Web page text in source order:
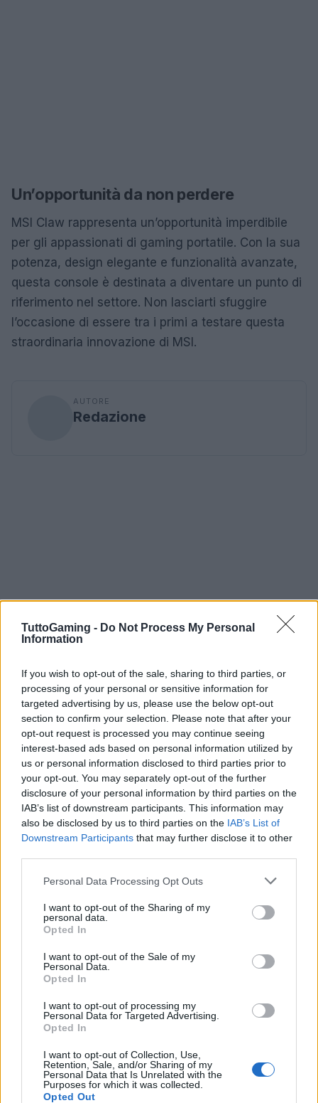
TuttoGaming - Do Not Process My Personal
Information
If you wish to opt-out of the sale, sharing to third parties, or
processing of your personal or sensitive information for
targeted advertising by us, please use the below opt-out
section to confirm your selection. Please note that after your
opt-out request is processed you may continue seeing
interest-based ads based on personal information utilized by
us or personal information disclosed to third parties prior to
your opt-out. You may separately opt-out of the further
disclosure of your personal information by third parties on the
IAB’s list of downstream participants. This information may
also be disclosed by us to third parties on the IAB’s List of
Downstream Participants that may further disclose it to other
Please note that this website/app uses one or more Google
not limited to your visit or usage behaviour. You may click to
grant or deny consent to Google and its third-party tags to
use your data for below specified purposes in below Google
consent section.
Personal Data Processing Opt Outs
I want to opt-out of the Sharing of my
personal data.
Opted In
I want to opt-out of the Sale of my
Personal Data.
Opted In
I want to opt-out of processing my
Personal Data for Targeted Advertising.
Opted In
I want to opt-out of Collection, Use,
Retention, Sale, and/or Sharing of my
Personal Data that Is Unrelated with the
Purposes for which it was collected.
Opted Out
Un’opportunità da non perdere
MSI Claw rappresenta un’opportunità imperdibile
per gli appassionati di gaming portatile. Con la sua
potenza, design elegante e funzionalità avanzate,
questa console è destinata a diventare un punto di
riferimento nel settore. Non lasciarti sfuggire
l’occasione di essere tra i primi a testare questa
straordinaria innovazione di MSI.
AUTORE
Redazione
Continua a leggere
CONSOLLE
Scopri il nuovo AOC GAMING CQ32G4ZA con
tecnologia Triple Refresh Rate
Andrea Conforti · 6 Ago 2026
CONSOLLE